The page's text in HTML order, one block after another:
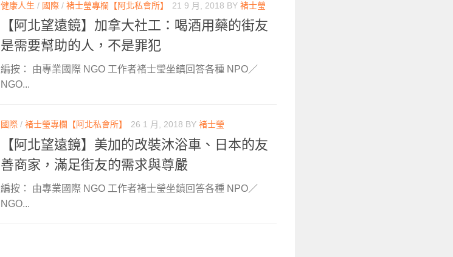
健康人生 / 國際 / 褚士瑩專欄【阿北私會所】 21 9 月, 2018 BY 褚士瑩
【阿北望遠鏡】加拿大社工：喝酒用藥的街友
是需要幫助的人，不是罪犯
編按： 由專業國際 NGO 工作者褚士瑩坐鎮回答各種 NPO／
NGO...
國際 / 褚士瑩專欄【阿北私會所】 26 1 月, 2018 BY 褚士瑩
【阿北望遠鏡】美加的改裝沐浴車、日本的友
善商家，滿足街友的需求與尊嚴
編按： 由專業國際 NGO 工作者褚士瑩坐鎮回答各種 NPO／
NGO...